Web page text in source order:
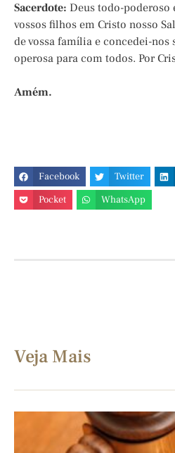
Sacerdote: Deus todo-poderoso
vossos filhos em Cristo nosso
de vossa família e concedei-nos
operosa para com todos. Por
Amém.
Facebook Twitter
Pocket
WhatsApp
Veja Mais